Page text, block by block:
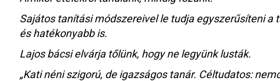
Sajátos tanítási módszereivel le tudja egyszerűsíteni
és hatékonyabb is.
Lajos bácsi elvárja tőlünk, hogy ne legyünk lusták.
„Kati néni szigorú, de igazságos tanár. Céltudatos: